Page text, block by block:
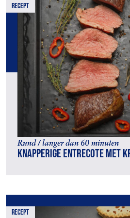
recept
Rund / langer dan 60 minuten
Knapperige entrecote met
recept